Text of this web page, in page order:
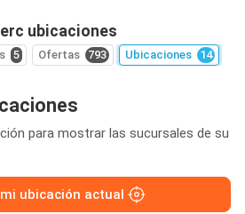
ubicaciones
5 Ofertas 793 Ubicaciones 14
para mostrar las sucursales de su
ubicación actual